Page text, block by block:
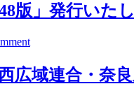
版」発行いたし
広域連合・奈